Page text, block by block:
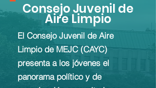
Consejo Juvenil de
Aire Limpio
El Consejo Juvenil de Aire
Limpio de MEJC (CAYC)
presenta a los jóvenes el
panorama político y de